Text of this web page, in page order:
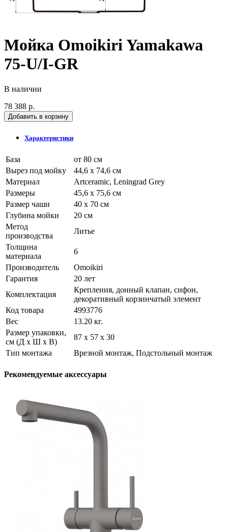
Мойка Omoikiri Yamakawa
75-U/I-GR
В наличии
78 388 р.
Добавить в корзину
Характеристики
База
от 80 см
Вырез под мойку
44,6 x 74,6 см
Материал
Artceramic, Leningrad Grey
Размеры
45,6 x 75,6 см
Размер чаши
40 x 70 см
Глубина мойки
20 см
Метод
производства
Литье
Толщина
материала
6
Производитель
Omoikiri
Гарантия
20 лет
Комплектация
Крепления, донный клапан, сифон,
декоративный корзинчатый элемент
Код товара
4993776
Вес
13.20 кг.
Размер упаковки,
см (Д х Ш х В)
87 х 57 х 30
Тип монтажа
Врезной монтаж, Подстольный монтаж
Рекомендуемые аксессуары